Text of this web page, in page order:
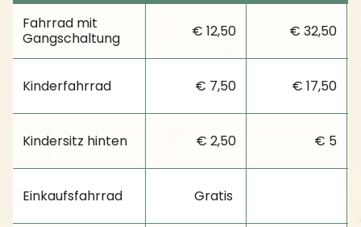
Fahrrad mit
Gangschaltung
€ 12,50 € 32,50
Kinderfahrrad € 7,50 € 17,50
Kindersitz hinten € 2,50 € 5
Einkaufsfahrrad Gratis